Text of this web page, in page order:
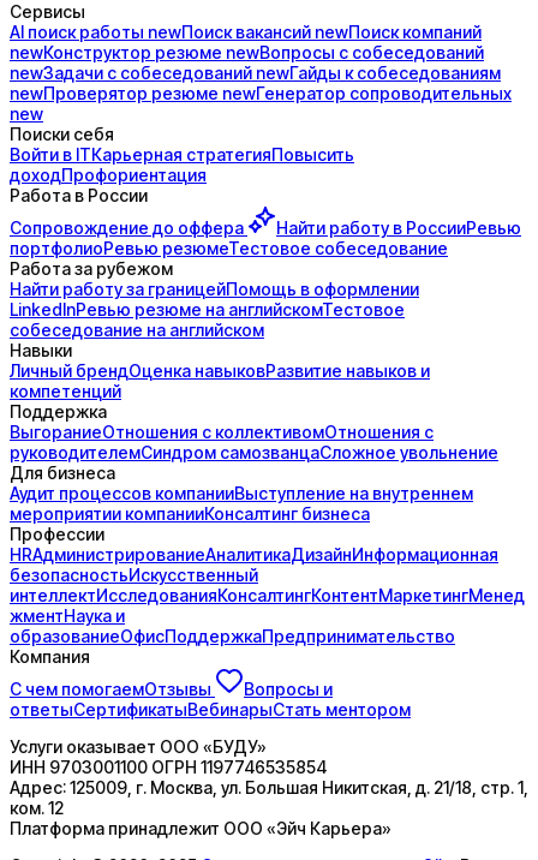
Сервисы
AI поискработы newПоисквакансий newПоисккомпаний
newКонструктор резюме newВопросы с собеседований
newЗадачи с собеседований newГайды ксобеседованиям
newПроверятор резюме newГенератор сопроводительных
new
Поиски себя
Войти в ITКарьерная стратегияПовысить
доходПрофориентация
Работа в России
Сопровождение до оффера Найти работу в РоссииРевью
портфолиоРевью резюмеТестовое собеседование
Работа за рубежом
Найти работу за границейПомощь в оформлении
LinkedInРевью резюме на английскомТестовое
собеседование на английском
Навыки
Личный брендОценка навыковРазвитие навыков и
компетенций
Поддержка
ВыгораниеОтношения с коллективомОтношения с
руководителемСиндром самозванцаСложное увольнение
Для бизнеса
Аудит процессов компанииВыступление на внутреннем
мероприятии компанииКонсалтинг бизнеса
Профессии
HRАдминистрированиеАналитикаДизайнИнформационная
безопасностьИскусственный
интеллектИсследованияКонсалтингКонтентМаркетингМенед
жментНаука и
образованиеОфисПоддержкаПредпринимательство
Компания
С чем помогаемОтзывы
Вопросы и
ответыСертификатыВебинарыСтать ментором
Услуги оказывает ООО «БУДУ»
ИНН 9703001100 ОГРН 1197746535854
Адрес:125009, г. Москва, ул. Большая Никитская, д. 21/18, стр. 1,
ком. 12
Платформа принадлежит ООО «Эйч Карьера»